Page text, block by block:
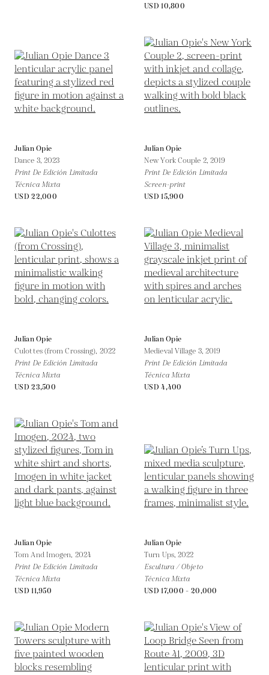
USD 10,800
Julian Opie
Dance 3, 2023
Print De Edición Limitada
Técnica Mixta
USD 22,000
Julian Opie
New York Couple 2, 2019
Print De Edición Limitada
Screen-print
USD 15,900
Julian Opie
Culottes (from Crossing), 2022
Print De Edición Limitada
Técnica Mixta
USD 23,500
Julian Opie
Medieval Village 3, 2019
Print De Edición Limitada
Técnica Mixta
USD 4,400
Julian Opie
Tom And Imogen, 2024
Print De Edición Limitada
Técnica Mixta
USD 11,950
Julian Opie
Turn Ups, 2022
Escultura / Objeto
Técnica Mixta
USD 17,000 - 20,000